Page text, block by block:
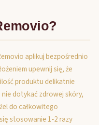
aplikuj bezpośrednio
upewnij się, że
produktu delikatnie
dotykać zdrowej skóry,
do całkowitego
stosowanie 1-2 razy